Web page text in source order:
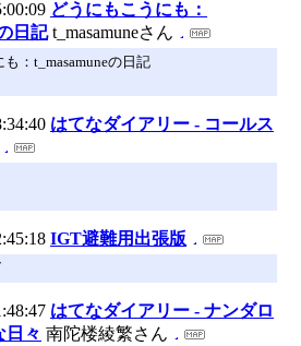
どうにもこうにも：
日記 t_masamuneさん
：t_masamuneの日記
はてなダイアリー - コールス
IGT避難用出張版
はてなダイアリー - ナンダロ
日々 南陀楼綾繁さん